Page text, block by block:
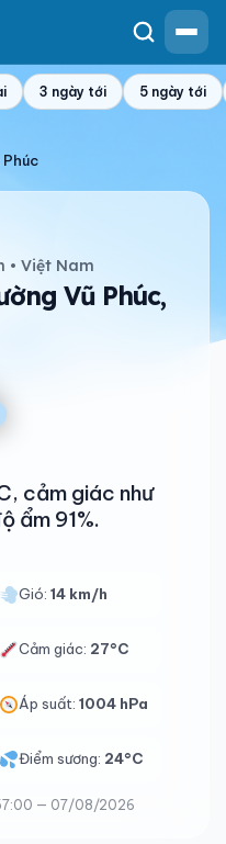
3 ngày tới 5 ngày tới
Phúc
• Việt Nam
Vũ Phúc,
cảm giác như
ẩm 91%.
Gió:14 km/h
Cảm giác: 27°C
Áp suất:1004 hPa
Điểm sương: 24°C
— 07/08/2026